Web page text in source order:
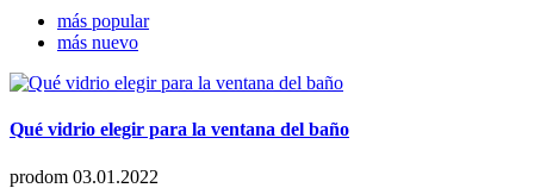
más popular
más nuevo
Qué vidrio elegir para la ventana del baño
prodom 03.01.2022